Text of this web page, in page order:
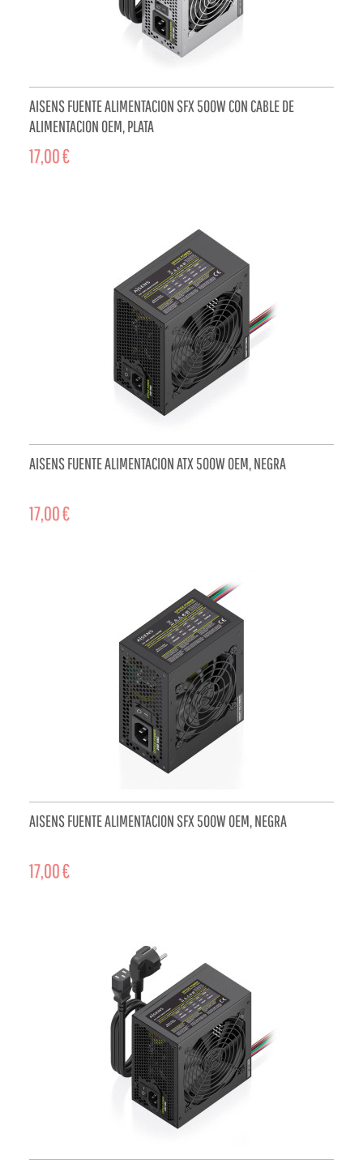
AISENS FUENTE ALIMENTACION SFX 500W CON CABLE DE
ALIMENTACION OEM, PLATA
17,00 €
AISENS FUENTE ALIMENTACION ATX 500W OEM, NEGRA
17,00 €
AISENS FUENTE ALIMENTACION SFX 500W OEM, NEGRA
17,00 €